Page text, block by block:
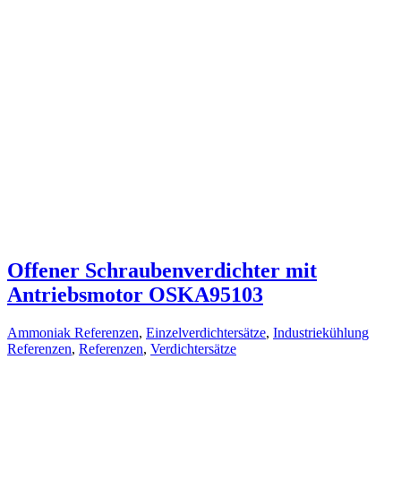
Offener Schraubenverdichter mit
Antriebsmotor OSKA95103
Ammoniak Referenzen, Einzelverdichtersätze, Industriekühlung
Referenzen, Referenzen, Verdichtersätze